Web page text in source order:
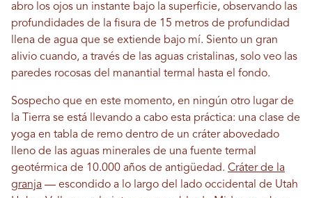
abro los ojos un instante bajo la superficie, observando las
profundidades de la fisura de 15 metros de profundidad
llena de agua que se extiende bajo mí. Siento un gran
alivio cuando, a través de las aguas cristalinas, solo veo las
paredes rocosas del manantial termal hasta el fondo.
Sospecho que en este momento, en ningún otro lugar de
la Tierra se está llevando a cabo esta práctica: una clase de
yoga en tabla de remo dentro de un cráter abovedado
lleno de las aguas minerales de una fuente termal
geotérmica de 10.000 años de antigüedad. Cráter de la
granja — escondido a lo largo del lado occidental de Utah